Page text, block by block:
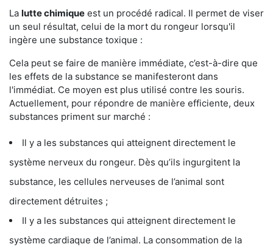
La lutte chimique est un procédé radical. Il permet de viser
un seul résultat, celui de la mort du rongeur lorsqu'il
ingère une substance toxique :
Cela peut se faire de manière immédiate, c’est-à-dire que
les effets de la substance se manifesteront dans
l'immédiat. Ce moyen est plus utilisé contre les souris.
Actuellement, pour répondre de manière efficiente, deux
substances priment sur marché :
Il y a les substances qui atteignent directement le
système nerveux du rongeur. Dès qu’ils ingurgitent la
substance, les cellules nerveuses de l’animal sont
directement détruites ;
Il y a les substances qui atteignent directement le
système cardiaque de l’animal. La consommation de la